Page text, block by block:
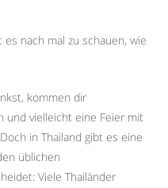
nach mal zu schauen, wie
kommen dir
und vielleicht eine Feier mit
in Thailand gibt es eine
üblichen
Viele Thailänder